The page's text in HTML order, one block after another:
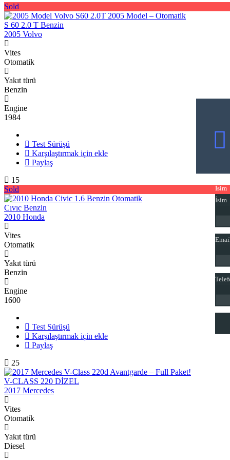
Sold
S 60 2.0 T Benzin
2005 Volvo
Vites
Otomatik
Yakıt türü
Benzin
Engine
1984
Test Sürüşü
Karşılaştırmak için ekle
Paylaş
15
Sold
Cıvıc Benzin
2010 Honda
Vites
Otomatik
Yakıt türü
Benzin
Engine
1600
Test Sürüşü
Karşılaştırmak için ekle
Paylaş
25
V-CLASS 220 DİZEL
2017 Mercedes
Vites
Otomatik
Yakıt türü
Diesel
İsim
En
İsim
En
İsim